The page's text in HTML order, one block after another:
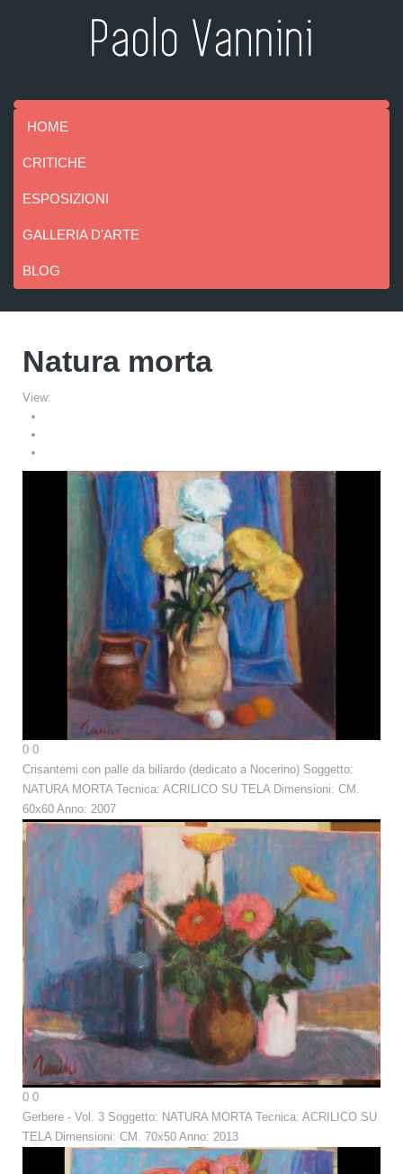
HOME
CRITICHE
ESPOSIZIONI
GALLERIA D'ARTE
BLOG
Natura morta
View:
0 0
Crisantemi con palle da biliardo (dedicato a Nocerino) Soggetto:
NATURA MORTA Tecnica: ACRILICO SU TELA Dimensioni: CM.
60x60 Anno: 2007
0 0
Gerbere - Vol. 3 Soggetto: NATURA MORTA Tecnica: ACRILICO SU
TELA Dimensioni: CM. 70x50 Anno: 2013